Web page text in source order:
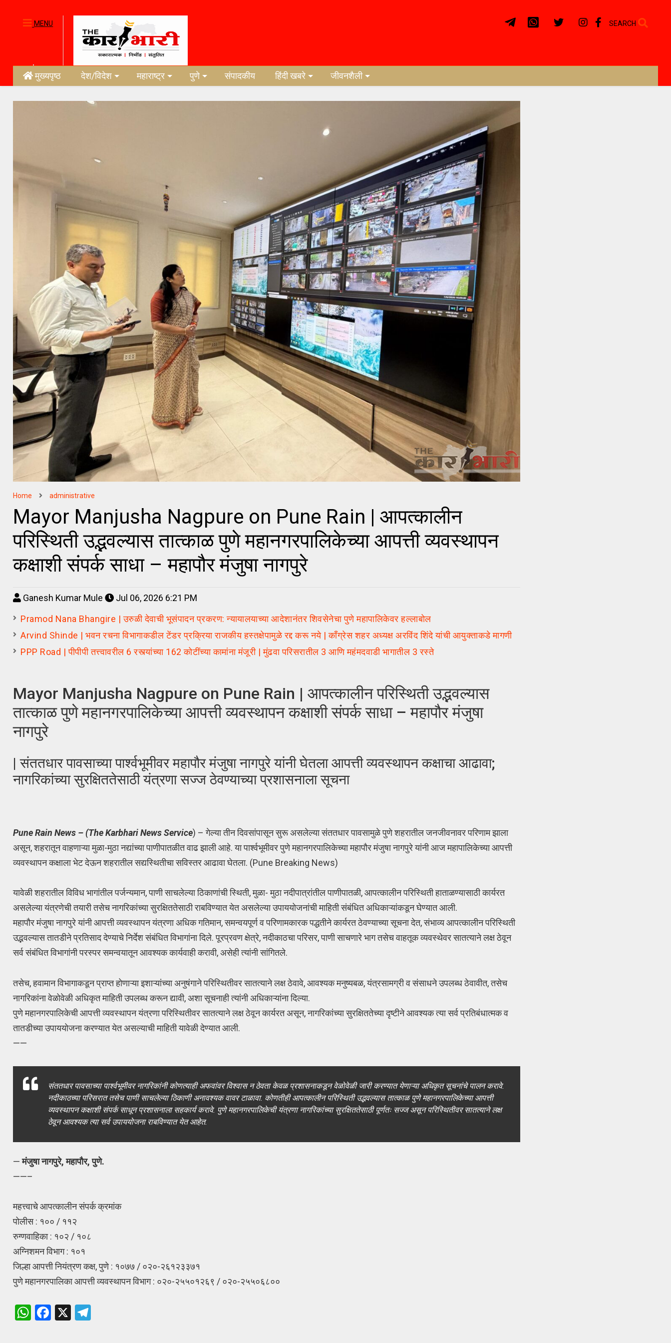
MENU SEARCH
मुख्यपृष्ठ देश/विदेश महाराष्ट्र पुणे संपादकीय हिंदी खबरे जीवनशैली
Home administrative
Mayor Manjusha Nagpure on Pune Rain | आपत्कालीन
परिस्थिती उद्भवल्यास तात्काळ पुणे महानगरपालिकेच्या आपत्ती व्यवस्थापन
कक्षाशी संपर्क साधा – महापौर मंजुषा नागपुरे
Ganesh Kumar Mule
Jul 06, 2026 6:21 PM
Pramod Nana Bhangire | उरुळी देवाची भूसंपादन प्रकरण: न्यायालयाच्या आदेशानंतर शिवसेनेचा पुणे महापालिकेवर हल्लाबोल
Arvind Shinde | भवन रचना विभागाकडील टेंडर प्रक्रिया राजकीय हस्तक्षेपामुळे रद्द करू नये | काँग्रेस शहर अध्यक्ष अरविंद शिंदे यांची आयुक्ताकडे मागणी
PPP Road | पीपीपी तत्त्वावरील 6 रस्त्यांच्या 162 कोटींच्या कामांना मंजूरी | मुंढवा परिसरातील 3 आणि महंमदवाडी भागातील 3 रस्ते
Mayor Manjusha Nagpure on Pune Rain | आपत्कालीन परिस्थिती उद्भवल्यास
तात्काळ पुणे महानगरपालिकेच्या आपत्ती व्यवस्थापन कक्षाशी संपर्क साधा – महापौर मंजुषा
नागपुरे
| संततधार पावसाच्या पार्श्वभूमीवर महापौर मंजुषा नागपुरे यांनी घेतला आपत्ती व्यवस्थापन कक्षाचा आढावा;
नागरिकांच्या सुरक्षिततेसाठी यंत्रणा सज्ज ठेवण्याच्या प्रशासनाला सूचना
Pune Rain News – (The Karbhari News Service) – गेल्या तीन दिवसांपासून सुरू असलेल्या संततधार पावसामुळे पुणे शहरातील जनजीवनावर परिणाम झाला
असून, शहरातून वाहणाऱ्या मुळा-मुठा नद्यांच्या पाणीपातळीत वाढ झाली आहे. या पार्श्वभूमीवर पुणे महानगरपालिकेच्या महापौर मंजुषा नागपुरे यांनी आज महापालिकेच्या आपत्ती
व्यवस्थापन कक्षाला भेट देऊन शहरातील सद्यस्थितीचा सविस्तर आढावा घेतला. (Pune Breaking News)
यावेळी शहरातील विविध भागांतील पर्जन्यमान, पाणी साचलेल्या ठिकाणांची स्थिती, मुळा- मुठा नदीपात्रांतील पाणीपातळी, आपत्कालीन परिस्थिती हाताळण्यासाठी कार्यरत
असलेल्या यंत्रणेची तयारी तसेच नागरिकांच्या सुरक्षिततेसाठी राबविण्यात येत असलेल्या उपाययोजनांची माहिती संबंधित अधिकाऱ्यांकडून घेण्यात आली.
महापौर मंजुषा नागपुरे यांनी आपत्ती व्यवस्थापन यंत्रणा अधिक गतिमान, समन्वयपूर्ण व परिणामकारक पद्धतीने कार्यरत ठेवण्याच्या सूचना देत, संभाव्य आपत्कालीन परिस्थिती
उद्भवल्यास तातडीने प्रतिसाद देण्याचे निर्देश संबंधित विभागांना दिले. पूरप्रवण क्षेत्रे, नदीकाठचा परिसर, पाणी साचणारे भाग तसेच वाहतूक व्यवस्थेवर सातत्याने लक्ष ठेवून
सर्व संबंधित विभागांनी परस्पर समन्वयातून आवश्यक कार्यवाही करावी, असेही त्यांनी सांगितले.
तसेच, हवामान विभागाकडून प्राप्त होणाऱ्या इशाऱ्यांच्या अनुषंगाने परिस्थितीवर सातत्याने लक्ष ठेवावे, आवश्यक मनुष्यबळ, यंत्रसामग्री व संसाधने उपलब्ध ठेवावीत, तसेच
नागरिकांना वेळोवेळी अधिकृत माहिती उपलब्ध करून द्यावी, अशा सूचनाही त्यांनी अधिकाऱ्यांना दिल्या.
पुणे महानगरपालिकेची आपत्ती व्यवस्थापन यंत्रणा परिस्थितीवर सातत्याने लक्ष ठेवून कार्यरत असून, नागरिकांच्या सुरक्षिततेच्या दृष्टीने आवश्यक त्या सर्व प्रतिबंधात्मक व
तातडीच्या उपाययोजना करण्यात येत असल्याची माहिती यावेळी देण्यात आली.
——
संततधार पावसाच्या पार्श्वभूमीवर नागरिकांनी कोणत्याही अफवांवर विश्वास न ठेवता केवळ प्रशासनाकडून वेळोवेळी जारी करण्यात येणाऱ्या अधिकृत सूचनांचे पालन करावे.
नदीकाठच्या परिसरात तसेच पाणी साचलेल्या ठिकाणी अनावश्यक वावर टाळावा. कोणतीही आपत्कालीन परिस्थिती उद्भवल्यास तात्काळ पुणे महानगरपालिकेच्या आपत्ती
व्यवस्थापन कक्षाशी संपर्क साधून प्रशासनाला सहकार्य करावे. पुणे महानगरपालिकेची यंत्रणा नागरिकांच्या सुरक्षिततेसाठी पूर्णतः सज्ज असून परिस्थितीवर सातत्याने लक्ष
ठेवून आवश्यक त्या सर्व उपाययोजना राबविण्यात येत आहेत.
—मंजुषा नागपुरे, महापौर, पुणे.
——–
महत्त्वाचे आपत्कालीन संपर्क क्रमांक
पोलीस : १०० / ११२
रुग्णवाहिका : १०२ / १०८
अग्निशमन विभाग : १०१
जिल्हा आपत्ती नियंत्रण कक्ष, पुणे : १०७७ / ०२०-२६१२३३७१
पुणे महानगरपालिका आपत्ती व्यवस्थापन विभाग : ०२०-२५५०१२६९ / ०२०-२५५०६८००
W F
X